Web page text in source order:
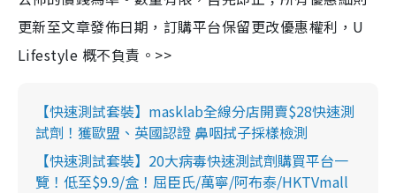
更新至文章發佈日期，訂購平台保留更改優惠權利，U
Lifestyle 概不負責。>>
【快速測試套裝】masklab全線分店開賣$28快速測
試劑！獲歐盟、英國認證 鼻咽拭子採樣檢測
【快速測試套裝】20大病毒快速測試劑購買平台一
覽！低至$9.9/盒！屈臣氏/萬寧/阿布泰/HKTVmall